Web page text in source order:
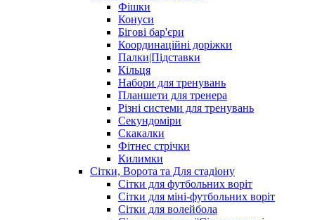
Фішки
Конуси
Бігові бар'єри
Координаційні доріжки
Палки|Підставки
Кільця
Набори для тренувань
Планшети для тренера
Різні системи для тренувань
Секундоміри
Скакалки
Фітнес стрічки
Килимки
Сітки, Ворота та Для стадіону
Сітки для футбольних воріт
Сітки для міні-футбольних воріт
Сітки для волейбола